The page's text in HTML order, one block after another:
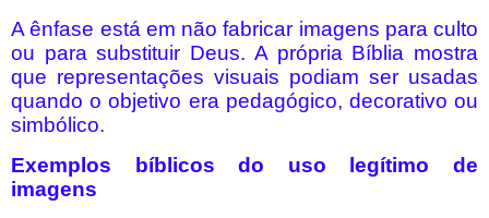
A ênfase está em não fabricar imagens para culto
ou para substituir Deus. A própria Bíblia mostra
que representações visuais podiam ser usadas
quando o objetivo era pedagógico, decorativo ou
simbólico.
Exemplos bíblicos do uso legítimo de
imagens